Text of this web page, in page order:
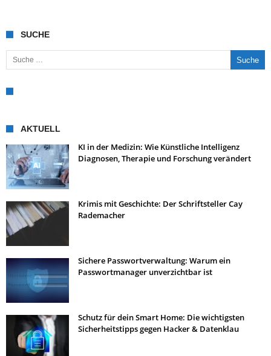
SUCHE
Suche nach:
AKTUELL
KI in der Medizin: Wie Künstliche Intelligenz
Diagnosen, Therapie und Forschung verändert
Krimis mit Geschichte: Der Schriftsteller Cay
Rademacher
Sichere Passwortverwaltung: Warum ein
Passwortmanager unverzichtbar ist
Schutz für dein Smart Home: Die wichtigsten
Sicherheitstipps gegen Hacker & Datenklau